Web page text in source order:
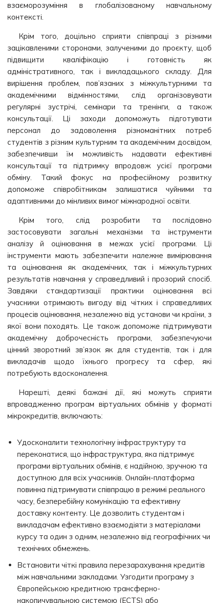
взаєморозуміння в глобалізованому навчальному
контексті.
Крім того, доцільно сприяти співпраці з різними
зацікавленими сторонами, залученими до проєкту, щоб
підвищити кваліфікацію і готовність як
адміністративного, так і викладацького складу. Для
вирішення проблем, пов’язаних з міжкультурними та
академічними відмінностями, слід організовувати
регулярні зустрічі, семінари та тренінги, а також
консультації. Ці заходи допоможуть підготувати
персонал до задоволення різноманітних потреб
студентів з різним культурним та академічним досвідом,
забезпечивши їм можливість надавати ефективні
консультації та підтримку впродовж усієї програми
обміну. Такий фокус на професійному розвитку
допоможе співробітникам залишатися чуйними та
адаптивними до мінливих вимог міжнародної освіти.
Крім того, слід розробити та послідовно
застосовувати загальні механізми та інструменти
аналізу й оцінювання в межах усієї програми. Ці
інструменти мають забезпечити належне вимірювання
та оцінювання як академічних, так і міжкультурних
результатів навчання у справедливий і прозорий спосіб.
Завдяки стандартизації практики оцінювання всі
учасники отримають вигоду від чітких і справедливих
процесів оцінювання, незалежно від установи чи країни, з
якої вони походять. Це також допоможе підтримувати
академічну доброчесність програми, забезпечуючи
цінний зворотний зв’язок як для студентів, так і для
викладачів щодо їхнього прогресу та сфер, які
потребують вдосконалення.
Нарешті, деякі бажані дії, які можуть сприяти
впровадженню програм віртуальних обмінів у форматі
мікрокредитів, включають:
Удосконалити технологічну інфраструктуру та
переконатися, що інфраструктура, яка підтримує
програми віртуальних обмінів, є надійною, зручною та
доступною для всіх учасників. Онлайн-платформа
повинна підтримувати співпрацю в режимі реального
часу, безперебійну комунікацію та ефективну
доставку контенту. Це дозволить студентам і
викладачам ефективно взаємодіяти з матеріалами
курсу та один з одним, незалежно від географічних чи
технічних обмежень.
Встановити чіткі правила перезарахування кредитів
між навчальними закладами. Узгодити програму з
Європейською кредитною трансферно-
накопичувальною системою (ECTS) або